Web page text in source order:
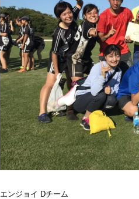
エンジョイ Dチーム